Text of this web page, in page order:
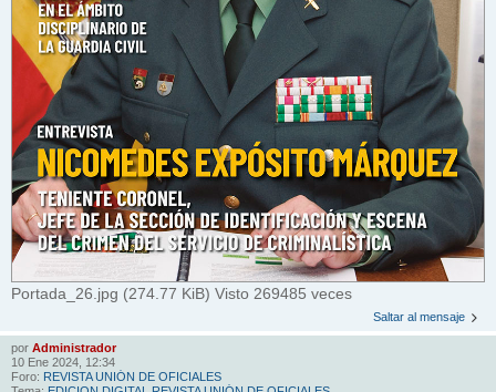
Portada_26.jpg (274.77 KiB) Visto 269485 veces
Saltar al mensaje
por Administrador
10 Ene 2024, 12:34
Foro: REVISTA UNIÓN DE OFICIALES